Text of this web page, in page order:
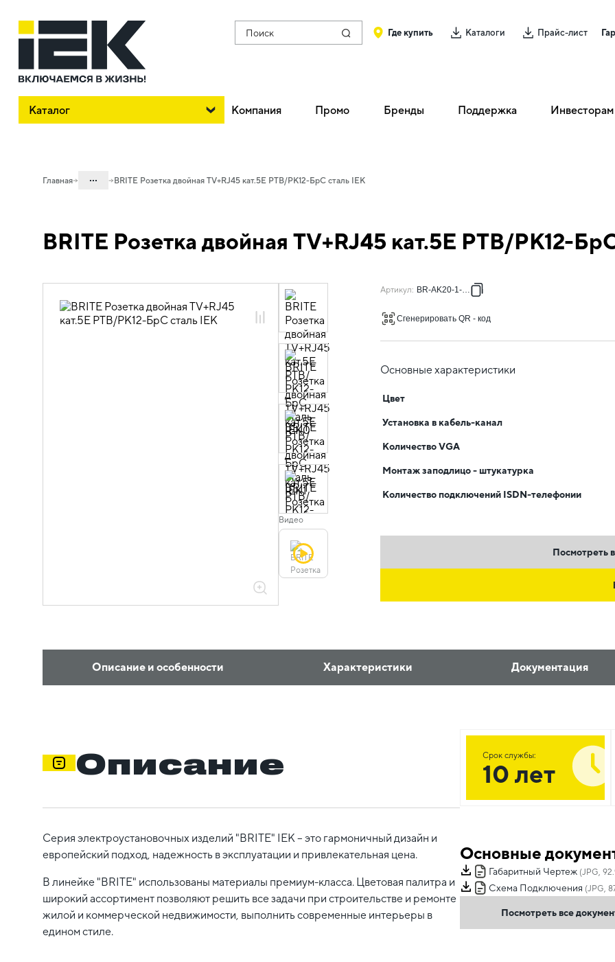
Поиск Где купить Каталоги Прайс-лист
Каталог Компания Промо Бренды Поддержка Инвесторам
Главная ...
06. Изделия электроустановочные,
удлинители и силовые разъемы
изделия скрытого монтажа BRITE
06.01.01.07 ЭУИ BRITE сталь
BRITE Розетка двойная TV+RJ45 кат.5E РТВ/РК12-БрС сталь IEK
BRITE Розетка двойная TV+RJ45 кат.5E РТВ/РК12-
Видео
Артикул: BR-AK20-1-K46
Сгенерировать QR - код
Основные характеристики
Цвет
Установка в кабель-канал
Количество VGA
Монтаж заподлицо - штукатурка
Количество подключений ISDN-телефонии
Посмотреть
Описание и особенности Характеристики Документация
Описание
Серия электроустановочных изделий "BRITE" IEK – это гармоничный дизайн и
европейский подход, надежность в эксплуатации и привлекательная цена.
В линейке "BRITE" использованы материалы премиум-класса. Цветовая палитра и
широкий ассортимент позволяют решить все задачи при строительстве и ремонте
жилой и коммерческой недвижимости, выполнить современные интерьеры в
едином стиле.
Срок службы:
10 лет
Основные
Габаритный Чертеж (JPG,
Схема Подключения (JPG,
Посмотреть все